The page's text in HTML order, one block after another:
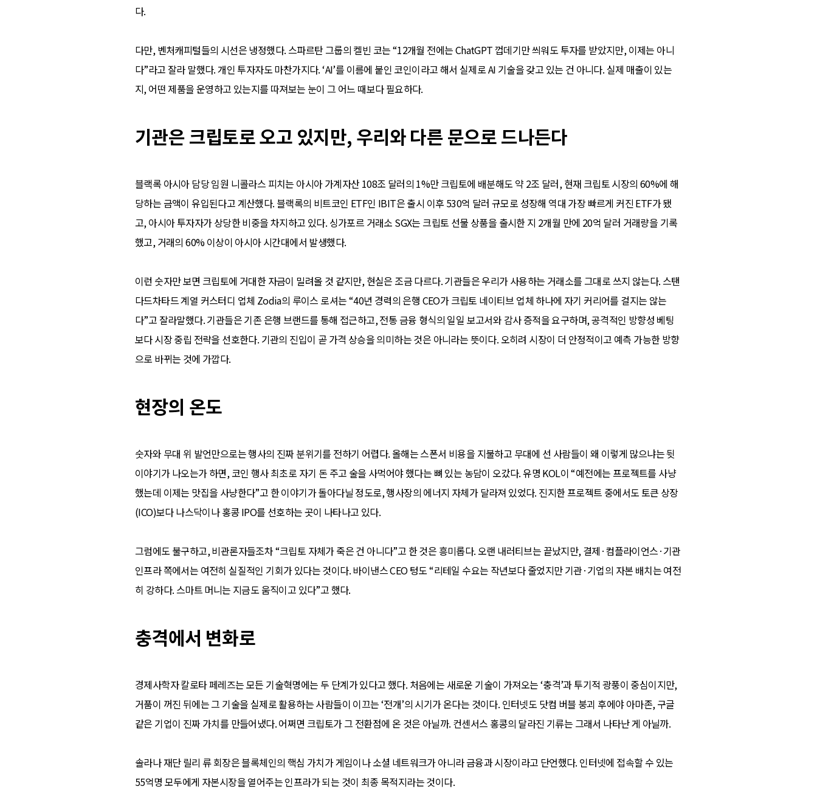
다.
다만, 벤처캐피털들의 시선은 냉정했다. 스파르탄 그룹의 켈빈 코는 “12개월 전에는 ChatGPT 껍데기만 씌워도 투자를 받았지만, 이제는 아니
다”라고 잘라 말했다. 개인 투자자도 마찬가지다. ‘AI’를 이름에 붙인 코인이라고 해서 실제로 AI 기술을 갖고 있는 건 아니다. 실제 매출이 있는
지, 어떤 제품을 운영하고 있는지를 따져보는 눈이 그 어느 때보다 필요하다.
기관은 크립토로 오고 있지만, 우리와 다른 문으로 드나든다
블랙록 아시아 담당 임원 니콜라스 피치는 아시아 가계자산 108조 달러의 1%만 크립토에 배분해도 약 2조 달러, 현재 크립토 시장의 60%에 해
당하는 금액이 유입된다고 계산했다. 블랙록의 비트코인 ETF인 IBIT은 출시 이후 530억 달러 규모로 성장해 역대 가장 빠르게 커진 ETF가 됐
고, 아시아 투자자가 상당한 비중을 차지하고 있다. 싱가포르 거래소 SGX는 크립토 선물 상품을 출시한 지 2개월 만에 20억 달러 거래량을 기록
했고, 거래의 60% 이상이 아시아 시간대에서 발생했다.
이런 숫자만 보면 크립토에 거대한 자금이 밀려올 것 같지만, 현실은 조금 다르다. 기관들은 우리가 사용하는 거래소를 그대로 쓰지 않는다. 스탠
다드차타드 계열 커스터디 업체 Zodia의 루이스 로셔는 “40년 경력의 은행 CEO가 크립토 네이티브 업체 하나에 자기 커리어를 걸지는 않는
다”고 잘라말했다. 기관들은 기존 은행 브랜드를 통해 접근하고, 전통 금융 형식의 일일 보고서와 감사 증적을 요구하며, 공격적인 방향성 베팅
보다 시장 중립 전략을 선호한다. 기관의 진입이 곧 가격 상승을 의미하는 것은 아니라는 뜻이다. 오히려 시장이 더 안정적이고 예측 가능한 방향
으로 바뀌는 것에 가깝다.
현장의 온도
숫자와 무대 위 발언만으로는 행사의 진짜 분위기를 전하기 어렵다. 올해는 스폰서 비용을 지불하고 무대에 선 사람들이 왜 이렇게 많으냐는 뒷
이야기가 나오는가 하면, 코인 행사 최초로 자기 돈 주고 술을 사먹어야 했다는 뼈 있는 농담이 오갔다. 유명 KOL이 “예전에는 프로젝트를 사냥
했는데 이제는 맛집을 사냥한다”고 한 이야기가 돌아다닐 정도로, 행사장의 에너지 자체가 달라져 있었다. 진지한 프로젝트 중에서도 토큰 상장
(ICO)보다 나스닥이나 홍콩 IPO를 선호하는 곳이 나타나고 있다.
그럼에도 불구하고, 비관론자들조차 “크립토 자체가 죽은 건 아니다”고 한 것은 흥미롭다. 오랜 내러티브는 끝났지만, 결제·컴플라이언스·기관
인프라 쪽에서는 여전히 실질적인 기회가 있다는 것이다. 바이낸스 CEO 텅도 “리테일 수요는 작년보다 줄었지만 기관·기업의 자본 배치는 여전
히 강하다. 스마트 머니는 지금도 움직이고 있다”고 했다.
충격에서 변화로
경제사학자 칼로타 페레즈는 모든 기술혁명에는 두 단계가 있다고 했다. 처음에는 새로운 기술이 가져오는 ‘충격’과 투기적 광풍이 중심이지만,
거품이 꺼진 뒤에는 그 기술을 실제로 활용하는 사람들이 이끄는 ‘전개’의 시기가 온다는 것이다. 인터넷도 닷컴 버블 붕괴 후에야 아마존, 구글
같은 기업이 진짜 가치를 만들어냈다. 어쩌면 크립토가 그 전환점에 온 것은 아닐까. 컨센서스 홍콩의 달라진 기류는 그래서 나타난 게 아닐까.
솔라나 재단 릴리 류 회장은 블록체인의 핵심 가치가 게임이나 소셜 네트워크가 아니라 금융과 시장이라고 단언했다. 인터넷에 접속할 수 있는
55억명 모두에게 자본시장을 열어주는 인프라가 되는 것이 최종 목적지라는 것이다.